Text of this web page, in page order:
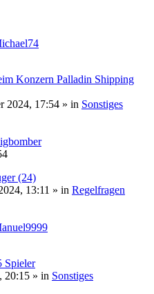
Konzern Palladin Shipping
2024, 17:54 » in Sonstiges
(24)
13:11 » in Regelfragen
Spieler
20:15 » in Sonstiges